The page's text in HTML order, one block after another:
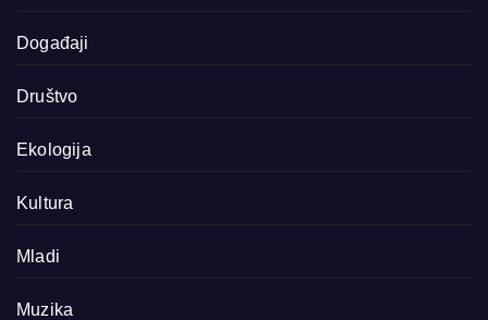
Događaji
Društvo
Ekologija
Kultura
Mladi
Muzika